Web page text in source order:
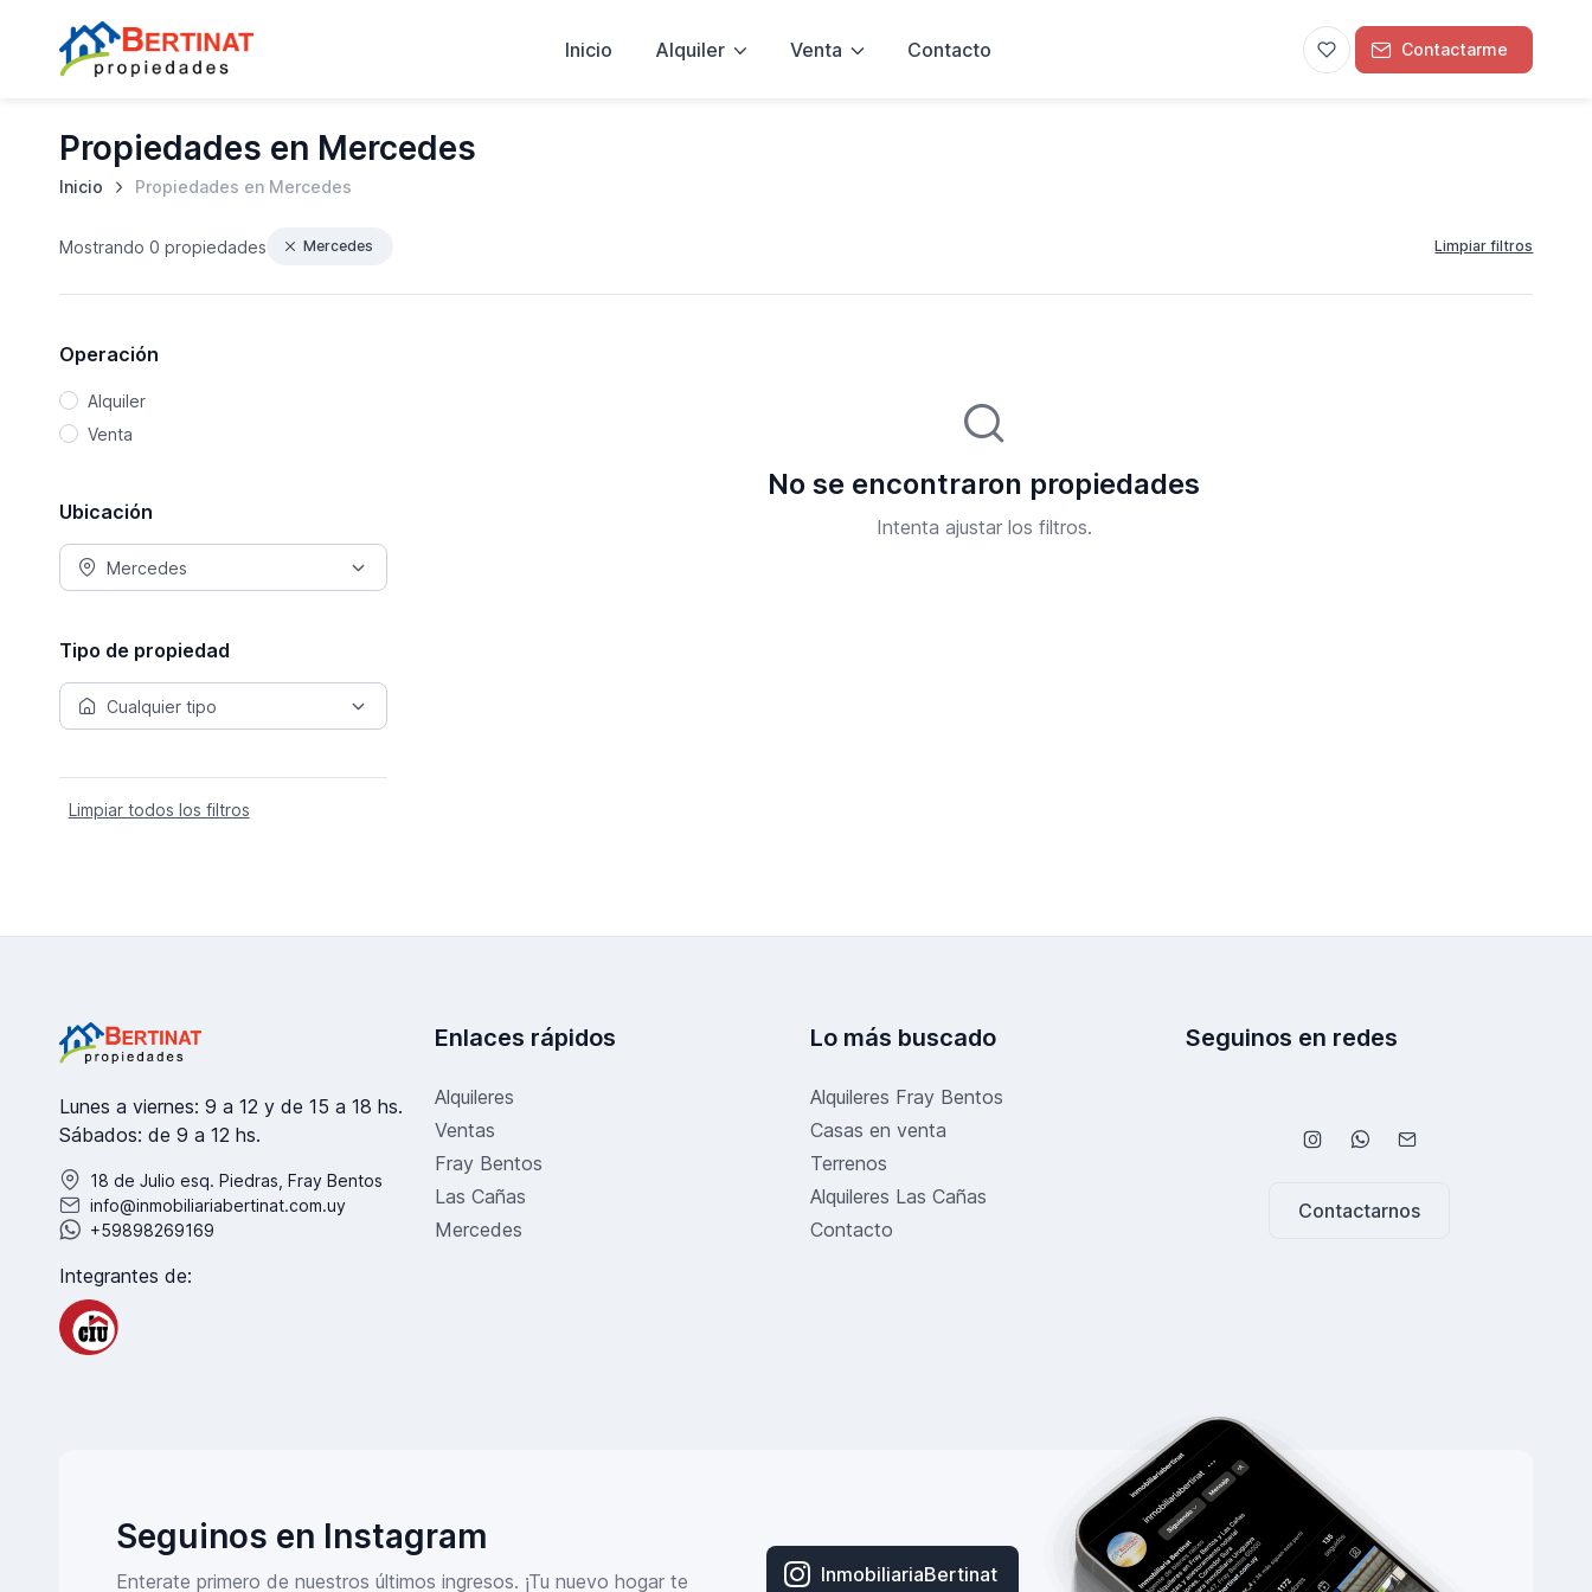
Inicio Alquiler Venta Contacto Contactarme
Propiedades en Mercedes
Inicio Propiedades en Mercedes
Mostrando 0 propiedades Mercedes Limpiar filtros
Operación
Alquiler
Venta
Ubicación
Tipo de propiedad
Limpiar todos los filtros
No se encontraron propiedades
Intenta ajustar los filtros.
Lunes a viernes: 9 a 12 y de 15 a 18 hs.
Sábados: de 9 a 12 hs.
18 de Julio esq. Piedras, Fray Bentos
info@inmobiliariabertinat.com.uy
+59898269169
Integrantes de:
Enlaces rápidos
Alquileres
Ventas
Fray Bentos
Las Cañas
Mercedes
Lo más buscado
Alquileres Fray Bentos
Casas en venta
Terrenos
Alquileres Las Cañas
Contacto
Seguinos en redes
Contactarnos
Seguinos en Instagram
Enterate primero de nuestros últimos ingresos. ¡Tu nuevo hogar te InmobiliariaBertinat